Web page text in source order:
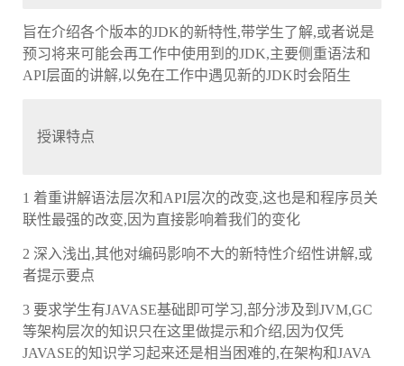
旨在介绍各个版本的JDK的新特性,带学生了解,或者说是
预习将来可能会再工作中使用到的JDK,主要侧重语法和
API层面的讲解,以免在工作中遇见新的JDK时会陌生
授课特点
1 着重讲解语法层次和API层次的改变,这也是和程序员关
联性最强的改变,因为直接影响着我们的变化
2 深入浅出,其他对编码影响不大的新特性介绍性讲解,或
者提示要点
3 要求学生有JAVASE基础即可学习,部分涉及到JVM,GC
等架构层次的知识只在这里做提示和介绍,因为仅凭
JAVASE的知识学习起来还是相当困难的,在架构和JAVA